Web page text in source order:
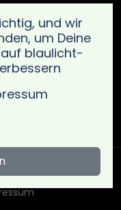
Service der 021 Media
rights reserved
und wir
um Deine
blaulicht-